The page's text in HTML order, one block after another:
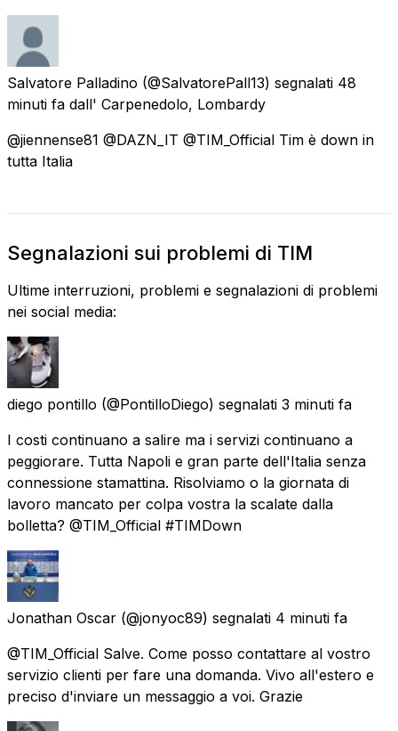
Salvatore Palladino (@SalvatorePall13) segnalati 48
minuti fa dall' Carpenedolo, Lombardy
@jiennense81 @DAZN_IT @TIM_Official Tim è down in
tutta Italia
Segnalazioni sui problemi di TIM
Ultime interruzioni, problemi e segnalazioni di problemi
nei social media:
diego pontillo (@PontilloDiego) segnalati 3 minuti fa
I costi continuano a salire ma i servizi continuano a
peggiorare. Tutta Napoli e gran parte dell'Italia senza
connessione stamattina. Risolviamo o la giornata di
lavoro mancato per colpa vostra la scalate dalla
bolletta? @TIM_Official #TIMDown
Jonathan Oscar (@jonyoc89) segnalati 4 minuti fa
@TIM_Official Salve. Come posso contattare al vostro
servizio clienti per fare una domanda. Vivo all'estero e
preciso d'inviare un messaggio a voi. Grazie